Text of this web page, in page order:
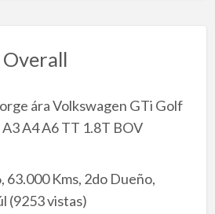
Overall
ára Volkswagen GTi Golf
A4 A6 TT 1.8T BOV
63.000 Kms, 2do Dueño,
(9253 vistas)